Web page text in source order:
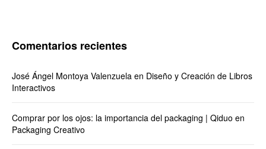
Comentarios recientes
José Ángel Montoya Valenzuela en Diseño y Creación de Libros
Interactivos
Comprar por los ojos: la importancia del packaging | Qiduo en
Packaging Creativo